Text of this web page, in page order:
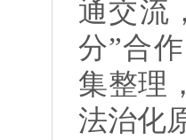
通交流
分”合
集整理
法治化